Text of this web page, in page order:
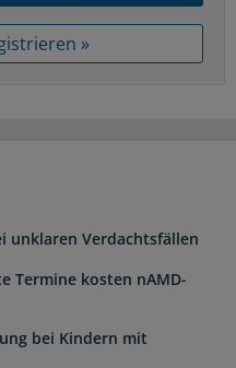
»
unklaren Verdachtsfällen
Termine kosten nAMD-
bei Kindern mit